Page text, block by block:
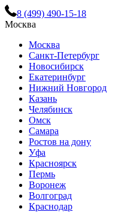
8 (499) 490-15-18
Москва
Москва
Санкт-Петербург
Новосибирск
Екатеринбург
Нижний Новгород
Казань
Челябинск
Омск
Самара
Ростов на дону
Уфа
Красноярск
Пермь
Воронеж
Волгоград
Краснодар